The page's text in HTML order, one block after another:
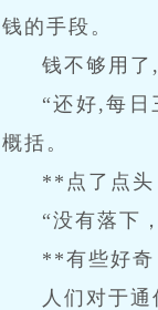
钱的手段。
钱不够用了
“还好,每日
概括。
**点了点头
“没有落下
**有些好奇
人们对于